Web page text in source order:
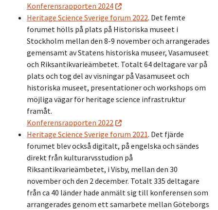
Konferensrapporten 2024
Heritage Science Sverige forum 2022. Det femte
forumet hölls på plats på Historiska museet i
Stockholm mellan den 8-9 november och arrangerades
gemensamt av Statens historiska museer, Vasamuseet
och Riksantikvarieämbetet. Totalt 64 deltagare var på
plats och tog del av visningar på Vasamuseet och
historiska museet, presentationer och workshops om
möjliga vägar för heritage science infrastruktur
framåt.
Konferensrapporten 2022
Heritage Science Sverige forum 2021. Det fjärde
forumet blev också digitalt, på engelska och sändes
direkt från kulturarvsstudion på
Riksantikvarieämbetet, i Visby, mellan den 30
november och den 2 december. Totalt 335 deltagare
från ca 40 länder hade anmält sig till konferensen som
arrangerades genom ett samarbete mellan Göteborgs